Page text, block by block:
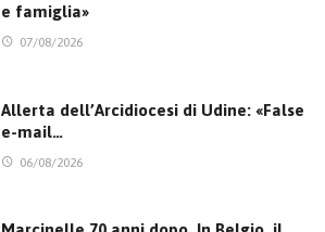
e famiglia»
07/08/2026
Allerta dell’Arcidiocesi di Udine: «False
e-mail…
06/08/2026